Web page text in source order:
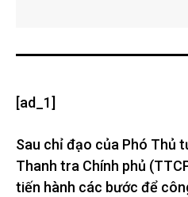
[ad_1]
Sau chỉ đạo của Phó Thủ
Thanh tra Chính phủ
tiến hành các bước để